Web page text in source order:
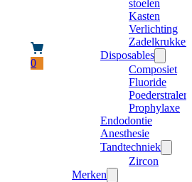
0
stoelen
Kasten
Verlichting
Zadelkrukken
Disposables
Composiet
Fluoride
Poederstraler
Prophylaxe
Endodontie
Anesthesie
Tandtechniek
Zircon
Merken